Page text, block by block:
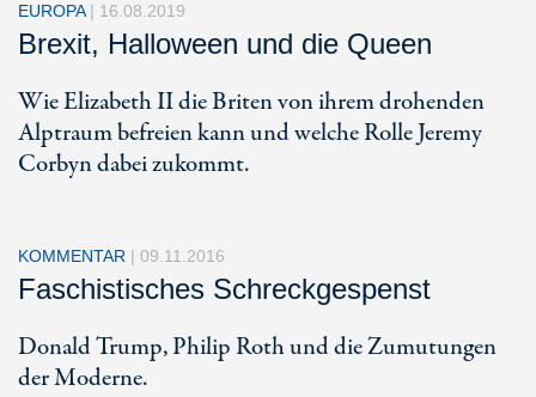
EUROPA | 16.08.2019
Brexit, Halloween und die Queen
Wie Elizabeth II die Briten von ihrem drohenden
Alptraum befreien kann und welche Rolle Jeremy
Corbyn dabei zukommt.
KOMMENTAR | 09.11.2016
Faschistisches Schreckgespenst
Donald Trump, Philip Roth und die Zumutungen
der Moderne.